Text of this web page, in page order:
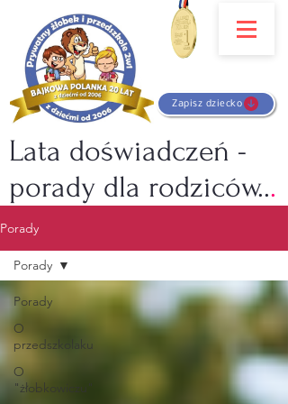
Zapisz dziecko
Lata doświadczeń -
porady dla rodziców...
Porady
Porady
O
przedszkolaku
O
"żłobkowiczu"
Porady